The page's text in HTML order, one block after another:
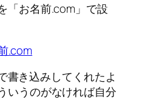
「お名前.com」で設
.com
き込みしてくれたよ
いうのがなければ自分